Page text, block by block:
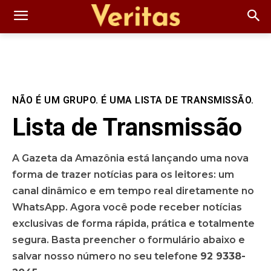
NÃO É UM GRUPO. É UMA LISTA DE TRANSMISSÃO.
Lista de Transmissão
A Gazeta da Amazônia está lançando uma nova
forma de trazer notícias para os leitores: um
canal dinâmico e em tempo real diretamente no
WhatsApp. Agora você pode receber notícias
exclusivas de forma rápida, prática e totalmente
segura. Basta preencher o formulário abaixo e
salvar nosso número no seu telefone 92 9338-